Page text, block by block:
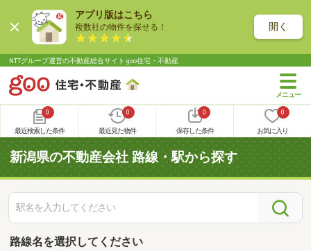
アプリ版はこちら
複数社の物件を探せる！ 開く
NTTグループ運営の不動産総合サイト goo住宅・不動産
0
最近検索した条件
0
最近見た物件
0
保存した条件
0
お気に入り
新潟県の不動産会社 路線・駅から探す
路線名を選択してください